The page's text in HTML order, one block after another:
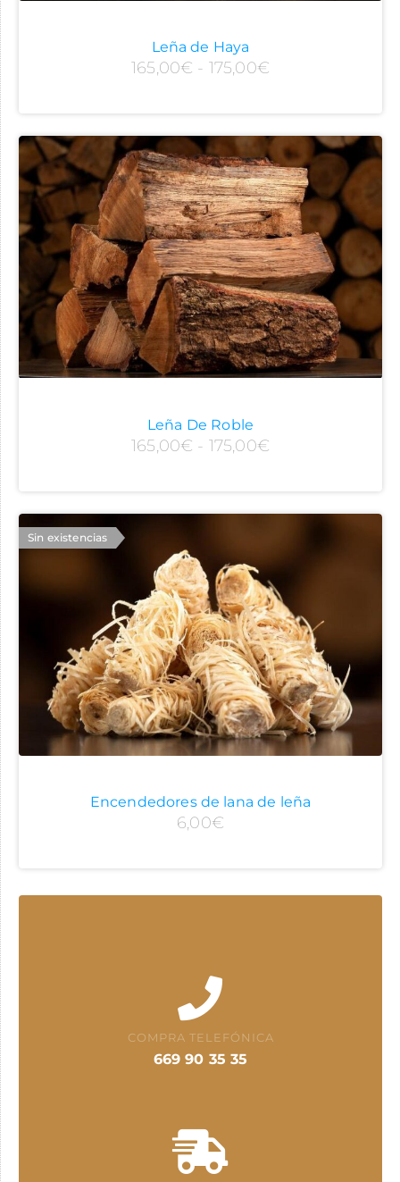
Leña de Haya
165,00€ - 175,00€
Leña De Roble
165,00€ - 175,00€
Sin existencias
Encendedores de lana de leña
6,00€
COMPRA TELEFÓNICA
669 90 35 35